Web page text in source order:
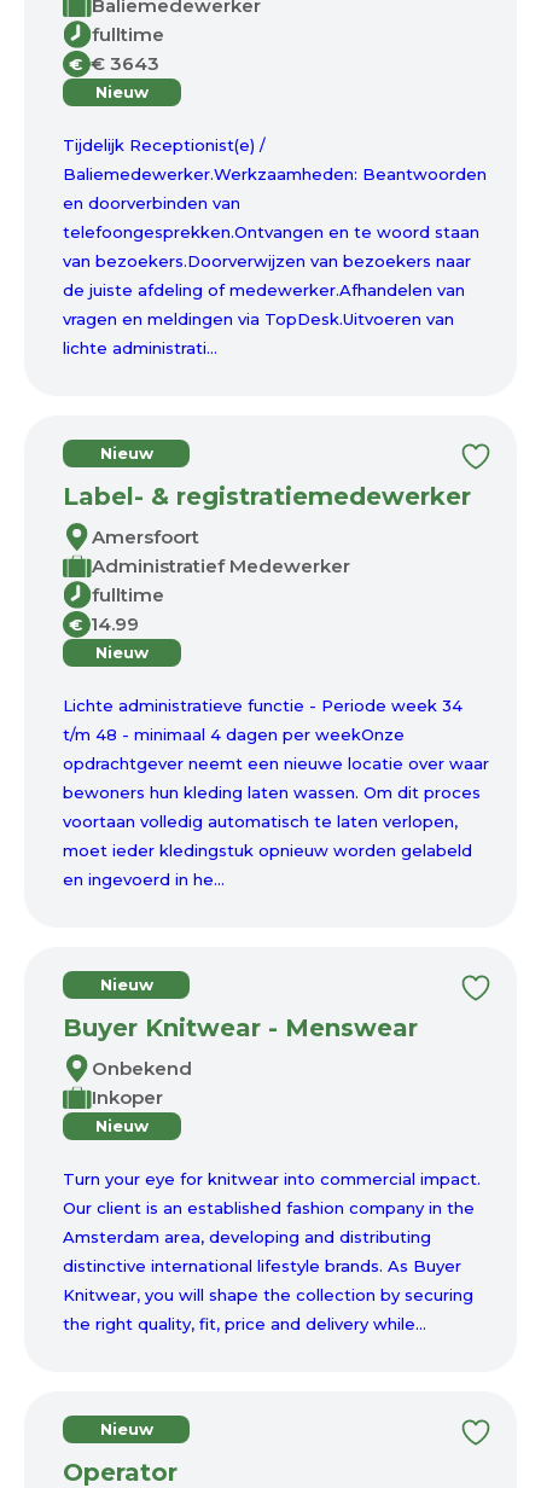
Baliemedewerker
fulltime
€ € 3643
Nieuw
Tijdelijk Receptionist(e) /
Baliemedewerker.Werkzaamheden: Beantwoorden
en doorverbinden van
telefoongesprekken.Ontvangen en te woord staan
van bezoekers.Doorverwijzen van bezoekers naar
de juiste afdeling of medewerker.Afhandelen van
vragen en meldingen via TopDesk.Uitvoeren van
lichte administrati...
Nieuw
Label- & registratiemedewerker
Amersfoort
Administratief Medewerker
fulltime
€ 14.99
Nieuw
Lichte administratieve functie - Periode week 34
t/m 48 - minimaal 4 dagen per weekOnze
opdrachtgever neemt een nieuwe locatie over waar
bewoners hun kleding laten wassen. Om dit proces
voortaan volledig automatisch te laten verlopen,
moet ieder kledingstuk opnieuw worden gelabeld
en ingevoerd in he...
Nieuw
Buyer Knitwear - Menswear
Onbekend
Inkoper
Nieuw
Turn your eye for knitwear into commercial impact.
Our client is an established fashion company in the
Amsterdam area, developing and distributing
distinctive international lifestyle brands. As Buyer
Knitwear, you will shape the collection by securing
the right quality, fit, price and delivery while...
Nieuw
Operator